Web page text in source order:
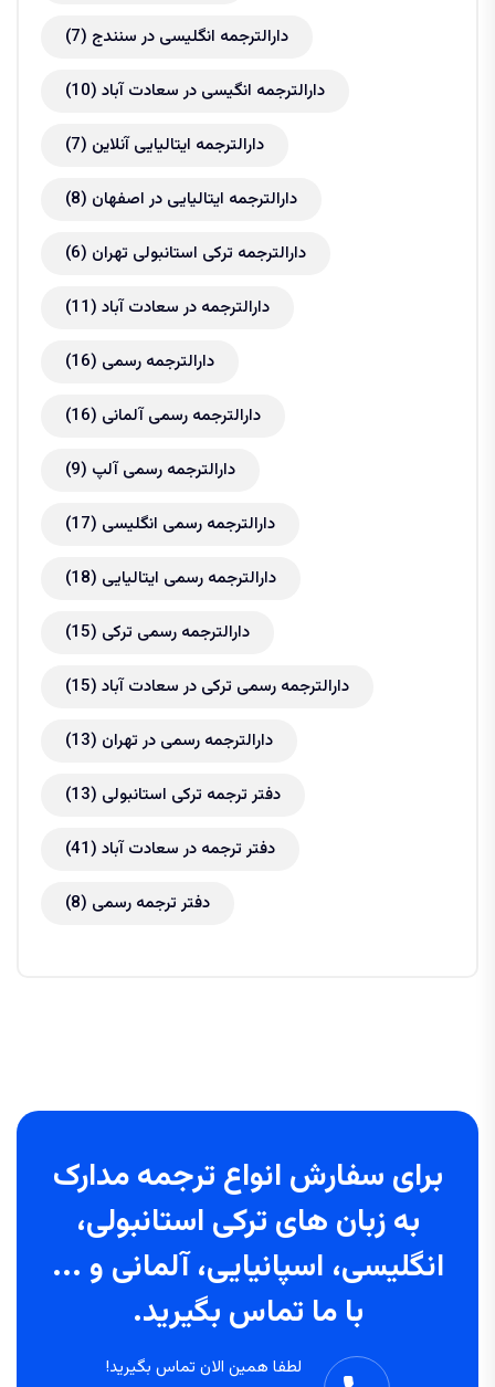
دارالترجمه انگلیسی در سنندج (7)
دارالترجمه انگیسی در سعادت آباد (10)
دارالترجمه ایتالیایی آنلاین (7)
دارالترجمه ایتالیایی در اصفهان (8)
دارالترجمه ترکی استانبولی تهران (6)
دارالترجمه در سعادت آباد (11)
دارالترجمه رسمی (16)
دارالترجمه رسمی آلمانی (16)
دارالترجمه رسمی آلپ (9)
دارالترجمه رسمی انگلیسی (17)
دارالترجمه رسمی ایتالیایی (18)
دارالترجمه رسمی ترکی (15)
دارالترجمه رسمی ترکی در سعادت آباد (15)
دارالترجمه رسمی در تهران (13)
دفتر ترجمه ترکی استانبولی (13)
دفتر ترجمه در سعادت آباد (41)
دفتر ترجمه رسمی (8)
برای سفارش انواع ترجمه مدارک
به زبان های ترکی استانبولی،
انگلیسی، اسپانیایی، آلمانی و ...
با ما تماس بگیرید.
لطفا همین الان تماس بگیرید!